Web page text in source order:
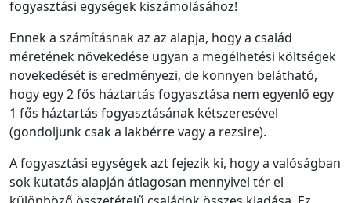
fogyasztási egységek kiszámolásához!
Ennek a számításnak az az alapja, hogy a család
méretének növekedése ugyan a megélhetési költségek
növekedését is eredményezi, de könnyen belátható,
hogy egy 2 fős háztartás fogyasztása nem egyenlő egy
1 fős háztartás fogyasztásának kétszeresével
(gondoljunk csak a lakbérre vagy a rezsire).
A fogyasztási egységek azt fejezik ki, hogy a valóságban
sok kutatás alapján átlagosan mennyivel tér el